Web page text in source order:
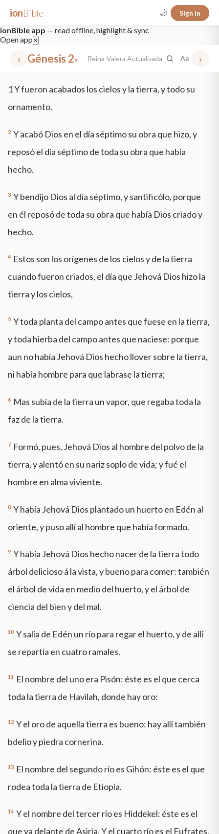
ionBible 🌙 Sign in
ionBible app — read offline, highlight & sync
Open app ×
‹ Génesis 2▾ Reina-Valera Actualizada Aa ›
1Y fueron acabados los cielos y la tierra, y todo su
ornamento.
2 Y acabó Dios en el día séptimo su obra que hizo, y
reposó el día séptimo de toda su obra que había
hecho.
3 Y bendijo Dios al día séptimo, y santificólo, porque
en él reposó de toda su obra que había Dios criado y
hecho.
4 Estos son los orígenes de los cielos y de la tierra
cuando fueron criados, el día que Jehová Dios hizo la
tierra y los cielos,
5 Y toda planta del campo antes que fuese en la tierra,
y toda hierba del campo antes que naciese: porque
aun no había Jehová Dios hecho llover sobre la tierra,
ni había hombre para que labrase la tierra;
6 Mas subía de la tierra un vapor, que regaba toda la
faz de la tierra.
7 Formó, pues, Jehová Dios al hombre del polvo de la
tierra, y alentó en su nariz soplo de vida; y fué el
hombre en alma viviente.
8 Y había Jehová Dios plantado un huerto en Edén al
oriente, y puso allí al hombre que había formado.
9 Y había Jehová Dios hecho nacer de la tierra todo
árbol delicioso á la vista, y bueno para comer: también
el árbol de vida en medio del huerto, y el árbol de
ciencia del bien y del mal.
10 Y salía de Edén un río para regar el huerto, y de allí
se repartía en cuatro ramales.
11
El nombre del uno era Pisón: éste es el que cerca
toda la tierra de Havilah, donde hay oro:
12 Y el oro de aquella tierra es bueno: hay allí también
bdelio y piedra cornerina.
13 El nombre del segundo río es Gihón: éste es el que
rodea toda la tierra de Etiopía.
14 Y el nombre del tercer río es Hiddekel: éste es el
que va delante de Asiria. Y el cuarto río es el Eufrates.